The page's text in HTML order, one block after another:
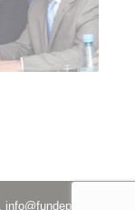
info@fundeps.org